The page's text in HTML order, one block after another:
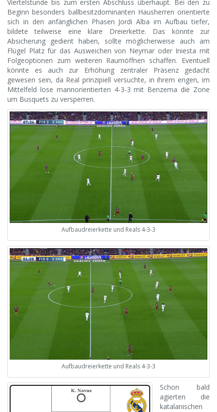
Viertelstunde bis zum ersten Abschluss überhaupt. Bei den zu
Beginn besonders ballbesitzdominanten Hausherren orientierte
sich in den anfänglichen Phasen Jordi Alba im Aufbau tiefer,
bildete teilweise eine klare Dreierkette. Das könnte zur
Absicherung gedient haben, sollte möglicherweise auch am
Flügel Platz für das Ausweichen von Neymar oder Iniesta mit
Folgeoptionen zum weiteren Raumöffnen schaffen. Eventuell
könnte es auch zur Erhöhung zentraler Präsenz gedacht
gewesen sein, da Real prinzipiell versuchte, in ihrem engen, im
Mittelfeld lose mannorientierten 4-3-3 mit Benzema die Zone
um Busquets zu versperren.
Aufbaudreierkette und Reals 4-3-3
Aufbaudreierkette und Reals 4-3-3
Schon bald
agierten die
katalanischen